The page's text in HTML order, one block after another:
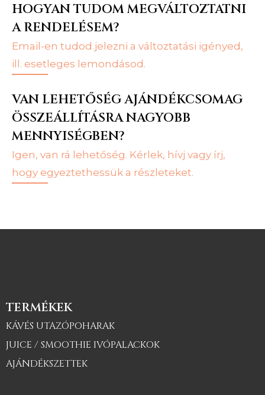
HOGYAN TUDOM MEGVÁLTOZTATNI
A RENDELÉSEM?
Email-en tudod jelezni a változtatási igényed,
ill. esetleges lemondásod.
VAN LEHETŐSÉG AJÁNDÉKCSOMAG
ÖSSZEÁLLÍTÁSRA NAGYOBB
MENNYISÉGBEN?
Igen, van rá lehetőség. Kérlek, hívj vagy írj,
hogy egyeztethessük a részleteket.
TERMÉKEK
KÁVÉS UTAZÓPOHARAK
JUICE / SMOOTHIE IVÓPALACKOK
AJÁNDÉKSZETTEK